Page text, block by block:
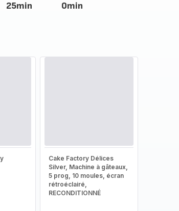
25min 0min
Cake Factory Délices
Silver, Machine à gâteaux,
5 prog, 10 moules, écran
rétroéclairé,
RECONDITIONNÉ